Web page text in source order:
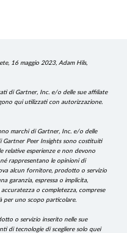
16 maggio 2023, Adam Hils,
di Gartner, Inc. e/o delle sue affiliate
qui utilizzati con autorizzazione.
marchi di Gartner, Inc. e/o delle
Peer Insights sono costituiti
relative esperienze e non devono
rappresentano le opinioni di
alcun fornitore, prodotto o servizio
garanzia, espressa o implicita,
o completezza, comprese
per uno scopo particolare.
o servizio inserito nelle sue
di tecnologie di scegliere solo quei